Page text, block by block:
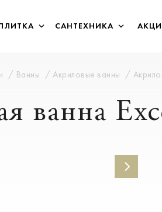
САНТЕХНИКА
Ванны Акриловые ванны
ванна